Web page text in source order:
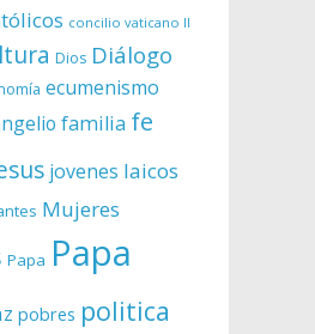
concilio vaticano II
Dios Diálogo
ecumenismo
familia fe
jovenes laicos
Mujeres
Papa Papa
pobres politica